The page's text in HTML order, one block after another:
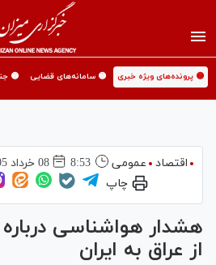
🟡 پرونده‌های ویژه خبری 🟡 سامانه‌های قضایی 🟡
اقتصاد عمومی 8:53 08 خرداد 1405
چاپ
هشدار هواشناسی
از عراق به ایران